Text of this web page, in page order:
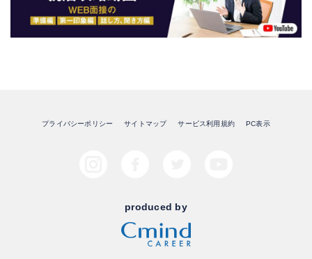
プライバシーポリシー サイトマップ サービス利用規約 PC表示
produced by